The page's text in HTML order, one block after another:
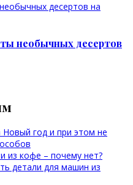
необычных десертов
Новый год и при этом не
из кофе – почему нет?
детали для машин из